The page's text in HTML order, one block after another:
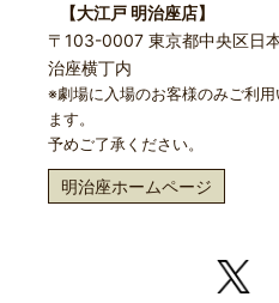
【大江戸 明治座店】
〒103-0007 東京都中央区日
治座横丁内
※劇場に入場のお客様のみご利
ます。
予めご了承ください。
明治座ホームページ